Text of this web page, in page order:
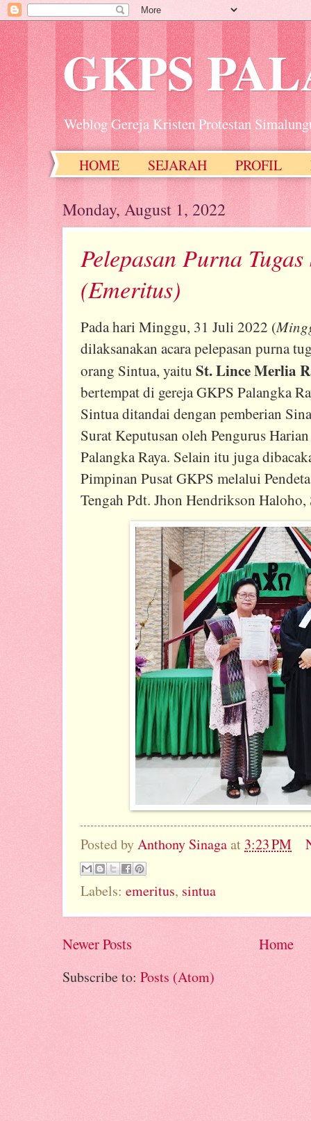
GKPS
Weblog Gereja Kristen Protestan
HOME SEJARAH PROFIL
Monday, August 1, 2022
Pelepasan Purna
(Emeritus)
Pada hari Minggu, 31 Juli 2022 (
dilaksanakan acara pelepasan purna
orang Sintua, yaitu St. Lince Merlia
bertempat di gereja GKPS Palangka
Sintua ditandai dengan pemberian
Surat Keputusan oleh Pengurus
Palangka Raya. Selain itu juga
Pimpinan Pusat GKPS melalui
Tengah Pdt. Jhon Hendrikson
Posted byAnthony Sinagaat 3:23 PM
Labels: emeritus, sintua
Newer Posts Home
Subscribe to: Posts (Atom)